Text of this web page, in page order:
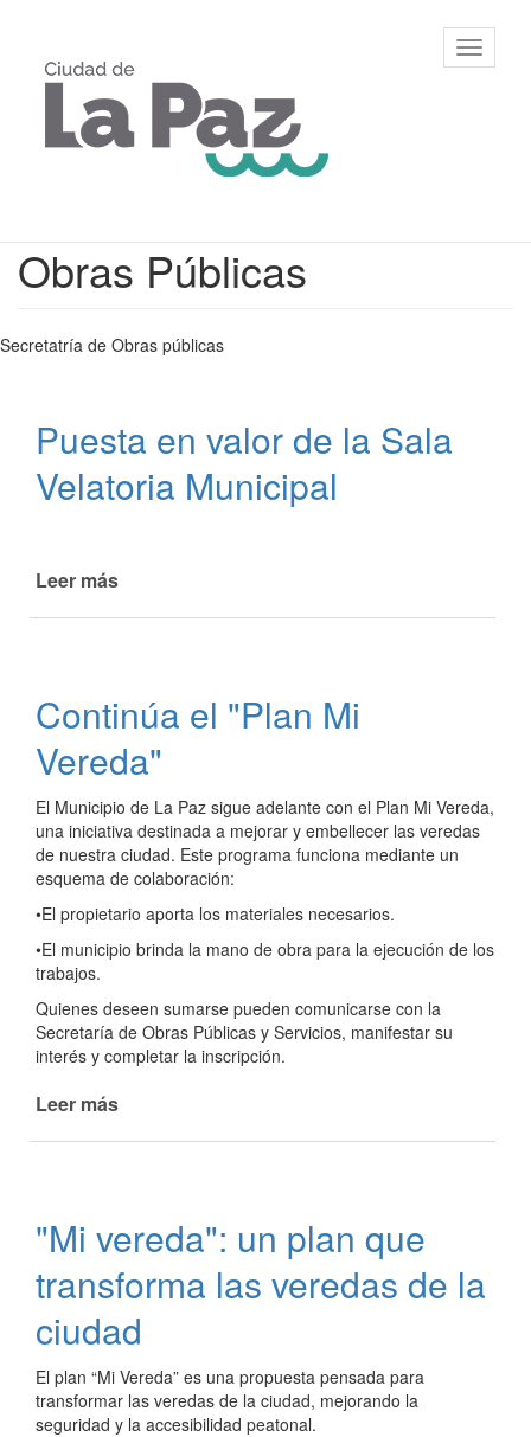
contenido
principalde La Paz,
Entre Ríos
barra
Contenido
principal
Obras Públicas
Secretatría de Obras públicas
Puesta en valor de la Sala
Velatoria Municipal
Leer más
la
Sala
Velatoria
Continúa el "Plan Mi
Vereda"
El Municipio de La Paz sigue adelante con el Plan Mi Vereda,
una iniciativa destinada a mejorar y embellecer las veredas
de nuestra ciudad. Este programa funciona mediante un
esquema de colaboración:
•El propietario aporta los materiales necesarios.
•El municipio brinda la mano de obra para la ejecución de los
trabajos.
Quienes deseen sumarse pueden comunicarse con la
Secretaría de Obras Públicas y Servicios, manifestar su
interés y completar la inscripción.
Leer más
Vereda"
"Mi vereda": un plan que
transforma las veredas de la
ciudad
El plan “Mi Vereda” es una propuesta pensada para
transformar las veredas de la ciudad, mejorando la
seguridad y la accesibilidad peatonal.